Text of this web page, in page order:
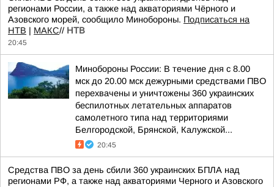
регионами России, а также над акваториями Чёрного и
Азовского морей, сообщило Минобороны. Подписаться на
НТВ | МАКС// НТВ
20:45
Минобороны России: В течение дня с 8.00
мск до 20.00 мск дежурными средствами ПВО
перехвачены и уничтожены 360 украинских
беспилотных летательных аппаратов
самолетного типа над территориями
Белгородской, Брянской, Калужской...
20:45
Средства ПВО за день сбили 360 украинских БПЛА над
регионами РФ, а также над акваториями Черного и Азовского